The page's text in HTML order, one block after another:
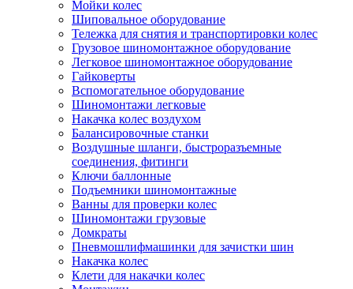
Мойки колес
Шиповальное оборудование
Тележка для снятия и транспортировки колес
Грузовое шиномонтажное оборудование
Легковое шиномонтажное оборудование
Гайковерты
Вспомогательное оборудование
Шиномонтажи легковые
Накачка колес воздухом
Балансировочные станки
Воздушные шланги, быстроразъемные
соединения, фитинги
Ключи баллонные
Подъемники шиномонтажные
Ванны для проверки колес
Шиномонтажи грузовые
Домкраты
Пневмошлифмашинки для зачистки шин
Накачка колес
Клети для накачки колес